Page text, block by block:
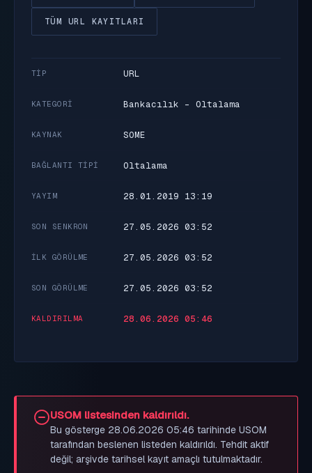
TÜM URL KAYITLARI
TIP URL
KATEGORI Bankacılık - Oltalama
KAYNAK SOME
BAĞLANTI TIPI Oltalama
YAYIM 28.01.2019 13:19
SON SENKRON 27.05.2026 03:52
İLK GÖRÜLME 27.05.2026 03:52
SON GÖRÜLME 27.05.2026 03:52
KALDIRILMA 28.06.2026 05:46
USOM listesinden kaldırıldı.
Bu gösterge 28.06.2026 05:46 tarihinde USOM
tarafından beslenen listeden kaldırıldı. Tehdit aktif
değil; arşivde tarihsel kayıt amaçlı tutulmaktadır.